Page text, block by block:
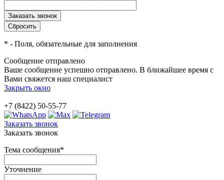
* - Поля, обязательные для заполнения
Сообщение отправлено
Ваше сообщение успешно отправлено. В ближайшее время с
Вами свяжется наш специалист
Закрыть окно
+7 (8422) 50-55-77
Заказать звонок
Заказать звонок
Тема сообщения*
Уточнение